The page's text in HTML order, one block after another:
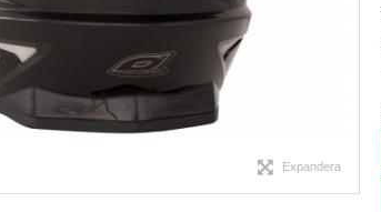
Expandera